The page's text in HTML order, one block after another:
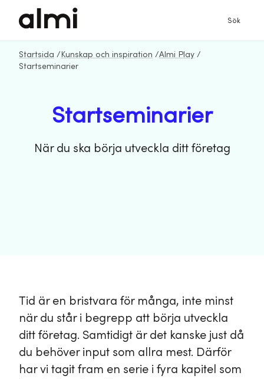
Sök
Startsida / Kunskap och inspiration /Almi Play /
Startseminarier
Startseminarier
När du ska börja utveckla ditt företag
Tid är en bristvara för många, inte minst
när du står i begrepp att börja utveckla
ditt företag. Samtidigt är det kanske just då
du behöver input som allra mest. Därför
har vi tagit fram en serie i fyra kapitel som